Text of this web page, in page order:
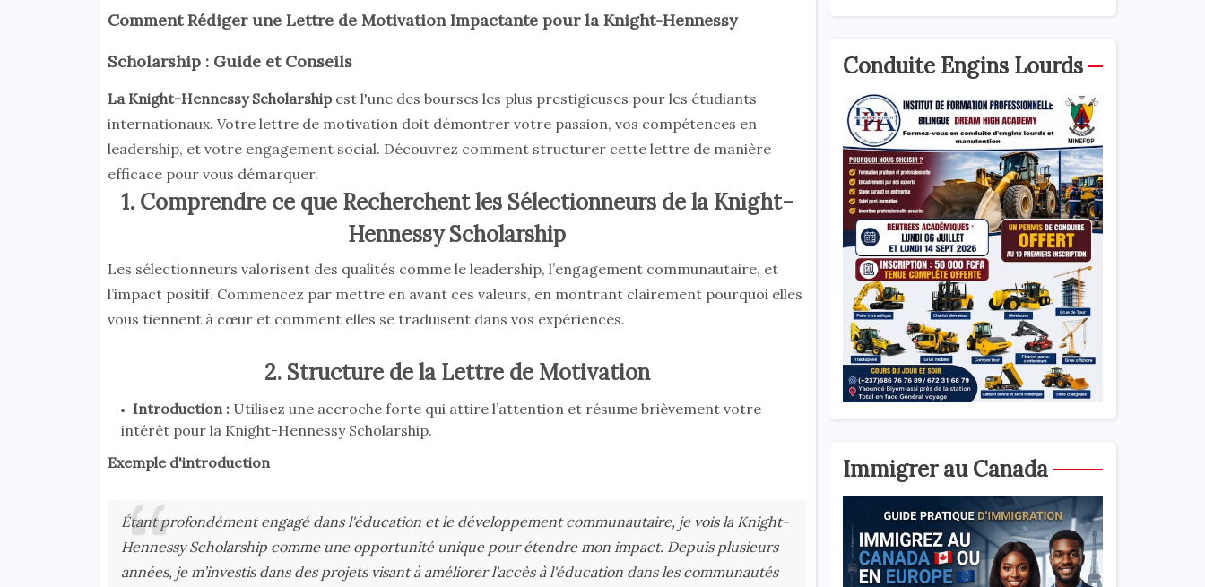
Comment Rédiger une Lettre de Motivation Impactante pour la Knight-Hennessy
Scholarship : Guide et Conseils
La Knight-Hennessy Scholarshipest l'une des bourses les plus prestigieuses pour les étudiants
internationaux. Votre lettre de motivation doit démontrer votre passion, vos compétences en
leadership, et votre engagement social. Découvrez comment structurer cette lettre de manière
efficace pour vous démarquer.
1. Comprendre ce que Recherchent les Sélectionneurs de la Knight-
Hennessy Scholarship
Les sélectionneurs valorisent des qualités comme le leadership, l’engagement communautaire, et
l’impact positif. Commencez par mettre en avant ces valeurs, en montrant clairement pourquoi elles
vous tiennent à cœur et comment elles se traduisent dans vos expériences.
2. Structure de la Lettre de Motivation
Introduction :Utilisez une accroche forte qui attire l’attention et résume brièvement votre
intérêt pour la Knight-Hennessy Scholarship.
Exemple d'introduction
Étant profondément engagé dans l'éducation et le développement communautaire, je vois la Knight-
Hennessy Scholarship comme une opportunité unique pour étendre mon impact. Depuis plusieurs
années, je m’investis dans des projets visant à améliorer l'accès à l'éducation dans les communautés
Conduite Engins Lourds
Immigrer au Canada